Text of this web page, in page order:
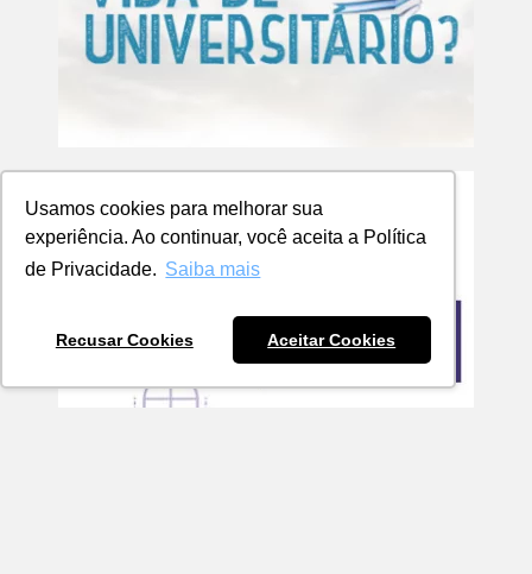
Usamos cookies para melhorar sua
experiência. Ao continuar, você aceita a Política
de Privacidade. Saiba mais
Recusar Cookies Aceitar Cookies